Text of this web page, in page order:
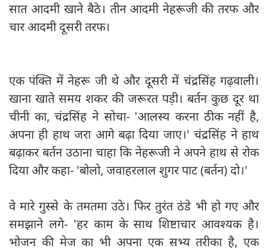
सात आदमी खाने बैठे। तीन आदमी नेहरूजी की तरफ और
चार आदमी दूसरी तरफ।
एक पंक्ति में नेहरू जी थे और दूसरी में चंद्रसिंह गढ़वाली।
खाना खाते समय शकर की जरूरत पड़ी। बर्तन कुछ दूर था
चीनी का, चंद्रसिंह ने सोचा- 'आलस्य करना ठीक नहीं है,
अपना ही हाथ जरा आगे बढ़ा दिया जाए।' चंद्रसिंह ने हाथ
बढ़ाकर बर्तन उठाना चाहा कि नेहरूजी ने अपने हाथ से रोक
दिया और कहा- 'बोलो, जवाहरलाल शुगर पाट (बर्तन) दो।'
वे मारे गुस्से के तमतमा उठे। फिर तुरंत ठंडे भी हो गए और
समझाने लगे- 'हर काम के साथ शिष्टाचार आवश्यक है।
भोजन की मेज का भी अपना एक सभ्य तरीका है, एक